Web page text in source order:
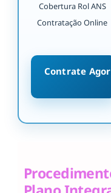
Cobertura Rol ANS
Contratação Online
Contrate